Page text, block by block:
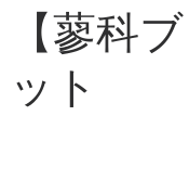
登山
【蓼科
ット